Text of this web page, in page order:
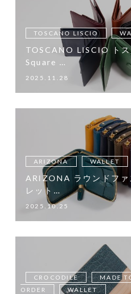
TOSCANO LISCIO
TOSCANO LISCIO ト
Square …
2025.11.28
ARIZONA WALLET
ARIZONA ラウンドファ
レット…
2025.10.25
CROCODILE
MADE
ORDER
WALLET